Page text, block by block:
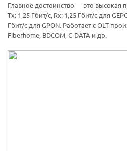
Главное достоинство — это высокая
Tx: 1,25 Гбит/с, Rx: 1,25 Гбит/с для
Гбит/с для GPON. Работает с OLT
Fiberhome, BDCOM, C-DATA и др.